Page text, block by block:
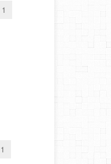
1
1